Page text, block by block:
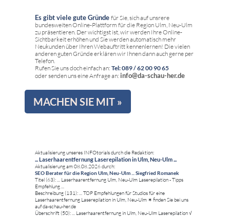
Es gibt viele gute Gründe für Sie, sich auf unsrere
bundesweiten Online-Plattform für die Region Ulm, Neu-Ulm
zu präsentieren. Der wichtigst ist, wir werden Ihre Online-
Sichtbarkeit erhöhen und Sie werden automatisch mehr
Neukunden über Ihren Webauftritt kennenlernen! Die vielen
anderen guten Gründe erklären wir Ihnen dann auch gerne per
Telefon.
Rufen Sie uns doch einfach an: Tel: 089 / 62 00 90 65
oder senden uns eine Anfrage an: info@da-schau-her.de
MACHEN SIE MIT »
Aktualisierung unseres INFOtorials durch die Redaktion:
... Laserhaarentfernung Laserepilation in Ulm, Neu-Ulm ...
Aktualisierung am 08.08.2026 durch:
SEO Berater für die Region Ulm, Neu-Ulm ... Siegfried Romanek
Titel (63): ... Laserhaarentfernung Ulm, Neu-Ulm Laserepilation - Tipps
Empfehlung ...
Beschreibung (131): ... TOP Empfehlungen für Studios für eine
Laserhaarentfernung Laserepilation in Ulm, Neu-Ulm ✶ finden Sie bei uns
auf da-schau-her.de
Überschrift (50): ... Laserhaarentfernung in Ulm, Neu-Ulm Laserepilation √